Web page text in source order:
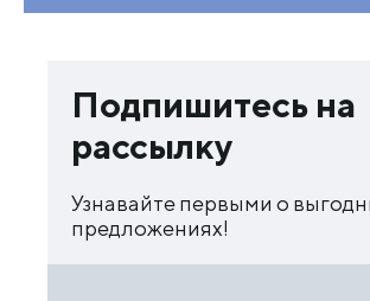
Подпишитесь на
рассылку
Узнавайте первыми о
предложениях!